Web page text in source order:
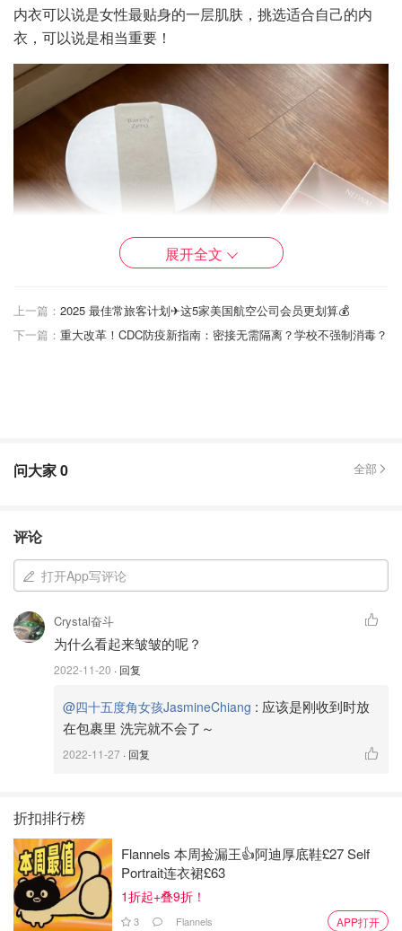
内衣可以说是女性最贴身的一层肌肤，挑选适合自己的内
衣，可以说是相当重要！
很开心这次收到品牌和君君的的青睐，进行测评。一直以
来，对于内衣的要求，除了设计外，我更注重舒适感，从剪
裁到面料再到整体的支撑度，一件舒服的内衣，让女性更自
在自信。
Made to live in 是NEIWAI的品牌格言，让女性舒适自在的
格调，let’s our girl power and women power !
展开全文
上一篇： 2025 最佳常旅客计划✈这5家美国航空公司会员更划算💰
下一篇： 重大改革！CDC防疫新指南：密接无需隔离？学校不强制消毒？
问大家0 全部
评论
打开App写评论
Crystal奋斗
为什么看起来皱皱的呢？
2022-11-20 · 回复
@四十五度角女孩JasmineChiang : 应该是刚收到时放
在包裹里 洗完就不会了～
2022-11-27 · 回复
折扣排行榜
Flannels 本周捡漏王👍阿迪厚底鞋£27 Self
Portrait连衣裙£63
1折起+叠9折！
3 Flannels APP打开